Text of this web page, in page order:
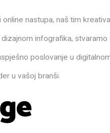
nastupa, naš tim
infografika,
poslovanje u
u vašoj branši.